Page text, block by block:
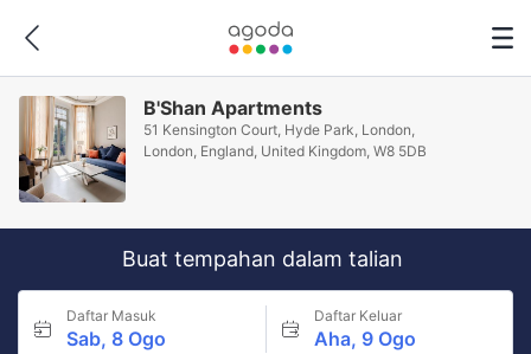
B'Shan Apartments
51 Kensington Court, Hyde Park, London,
London, England, United Kingdom, W8 5DB
Buat tempahan dalam talian
Daftar Masuk
Sab, 8 Ogo
Daftar Keluar
Aha, 9 Ogo